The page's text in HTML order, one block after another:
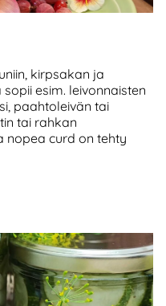
kirpsakan ja
esim. leivonnaisten
paahtoleivän tai
tai rahkan
nopea curd on tehty